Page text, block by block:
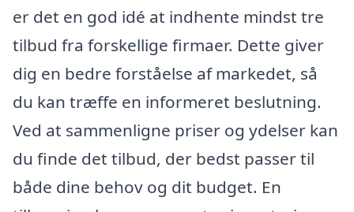
er det en god idé at indhente mindst tre
tilbud fra forskellige firmaer. Dette giver
dig en bedre forståelse af markedet, så
du kan træffe en informeret beslutning.
Ved at sammenligne priser og ydelser kan
du finde det tilbud, der bedst passer til
både dine behov og dit budget. En